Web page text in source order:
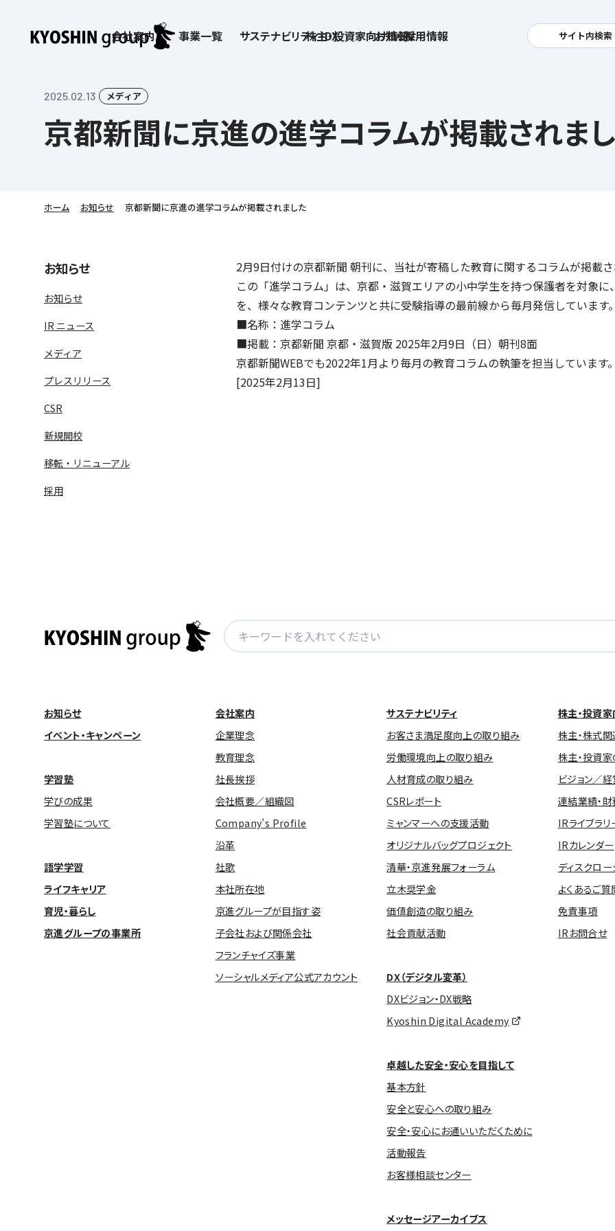
お知らせ
会社案内
会社案内
企業理念
教育理念
Company’s Profile
社歌
本社所在地
フランチャイズ事業
事業一覧
子どもたちの学びを支える
語学学習や留学 ライフキャリアや就業を支える 育児
サステナビリティ・DX
サステナビリティ
お客さま満足度向上の取り組み
労働環境向上の取り組み
価値創造の取り組み
社会貢献活動
DXビジョン・DX戦略
情報セキュリティ方針
デジタルガバナンス方針
基本方針
安全と安心への取り組み
お
株主・投資家向け情報
株主・投資家向け情報
IR ニュース
株主・株式関連情報
ビジョン／経営方針
IRライブラリー
IRカレンダー
IRお問合せ
採用情報
採用情報
京進リクルートInstagram
新卒採用情報
講師（アルバイト）募集
保育士事業 採用
サイト内検索
2025.02.13 メディア
京都新聞に京進の進学コラムが掲載されま
ホーム お知らせ 京都新聞に京進の進学コラムが掲載されました
お知らせ
お知らせ
IR ニュース
メディア
プレスリリース
CSR
新規開校
移転・リニューアル
採用
2月9日付けの京都新聞 朝刊に、当社が寄稿した教育に関するコラムが掲載さ
この「進学コラム」は、京都・滋賀エリアの小中学生を持つ保護者を対象
を、様々な教育コンテンツと共に受験指導の最前線から毎月発信しています
■名称：進学コラム
■掲載：京都新聞 京都・滋賀版 2025年2月9日（日）朝刊8面
京都新聞WEBでも2022年1月より毎月の教育コラムの執筆を担当しています。
[2025年2月13日]
検
索:
お知らせ
イベント・キャンペーン
学習塾
学びの成果
学習塾について
語学学習
ライフキャリア
育児・暮らし
京進グループの事業所
会社案内
企業理念
教育理念
社長挨拶
会社概要／組織図
Company’s Profile
沿革
社歌
本社所在地
京進グループが目指す姿
子会社および関係会社
フランチャイズ事業
ソーシャルメディア公式アカウント
サステナビリティ
お客さま満足度向上の取り組み
労働環境向上の取り組み
人材育成の取り組み
CSRレポート
ミャンマーへの支援活動
オリジナルバッグプロジェクト
清華・京進発展フォーラム
立木奨学金
価値創造の取り組み
社会貢献活動
DX（デジタル変革）
DXビジョン・DX戦略
Kyoshin Digital Academy
卓越した安全・安心を目指して
基本方針
安全と安心への取り組み
安全・安心にお通いいただくために
活動報告
お客様相談センター
メッセージアーカイブス
株主・投資
株主・株式
株主・投資
ビジョン／
連結業績・
IRライブラリ
IRカレンダー
ディスクロ
よくあるご質
免責事項
IRお問合せ